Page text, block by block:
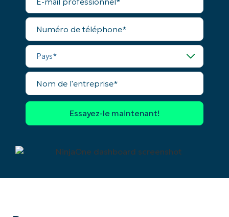
professionnel*
Numéro
téléphone*
Pays*
Nom
l'entreprise*
number*
Pays
Company
name*